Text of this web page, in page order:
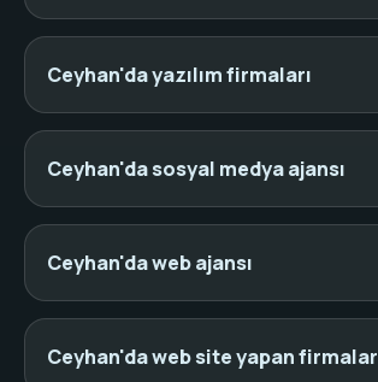
Ceyhan'da yazılım firmaları
Ceyhan'da sosyal medya ajansı
Ceyhan'da web ajansı
Ceyhan'da web site yapan firmalar